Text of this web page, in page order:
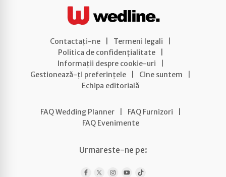
Contactați-ne Termeni legali
Politica de confidențialitate
Informații despre cookie-uri
Gestionează-ți preferințele
Cine suntem
Echipa editorială
FAQ Wedding Planner FAQ Furnizori
FAQ Evenimente
Urmareste-ne pe: